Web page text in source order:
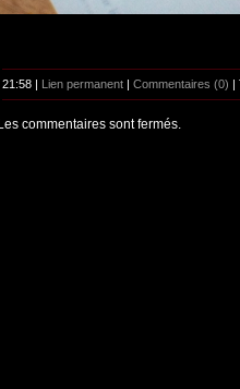
21:58 | Lien permanent Commentaires (0)
Les commentaires sont fermés.